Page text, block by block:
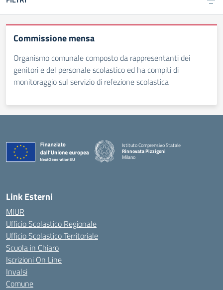
Commissione mensa
Organismo comunale composto da rappresentanti dei
genitori e del personale scolastico ed ha compiti di
monitoraggio sul servizio di refezione scolastica
Istituto Comprensivo Statale
Rinnovata Pizzigoni
Milano
Link Esterni
MIUR
Ufficio Scolastico Regionale
Ufficio Scolastico Territoriale
Scuola in Chiaro
Iscrizioni On Line
Invalsi
Comune